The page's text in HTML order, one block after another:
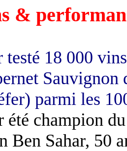
&
18 000
Sauvignon
parmi les
été champion
Ben Sahar, 50